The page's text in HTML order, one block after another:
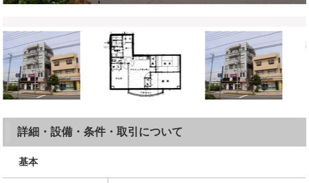
詳細・設備・条件・取引について
基本